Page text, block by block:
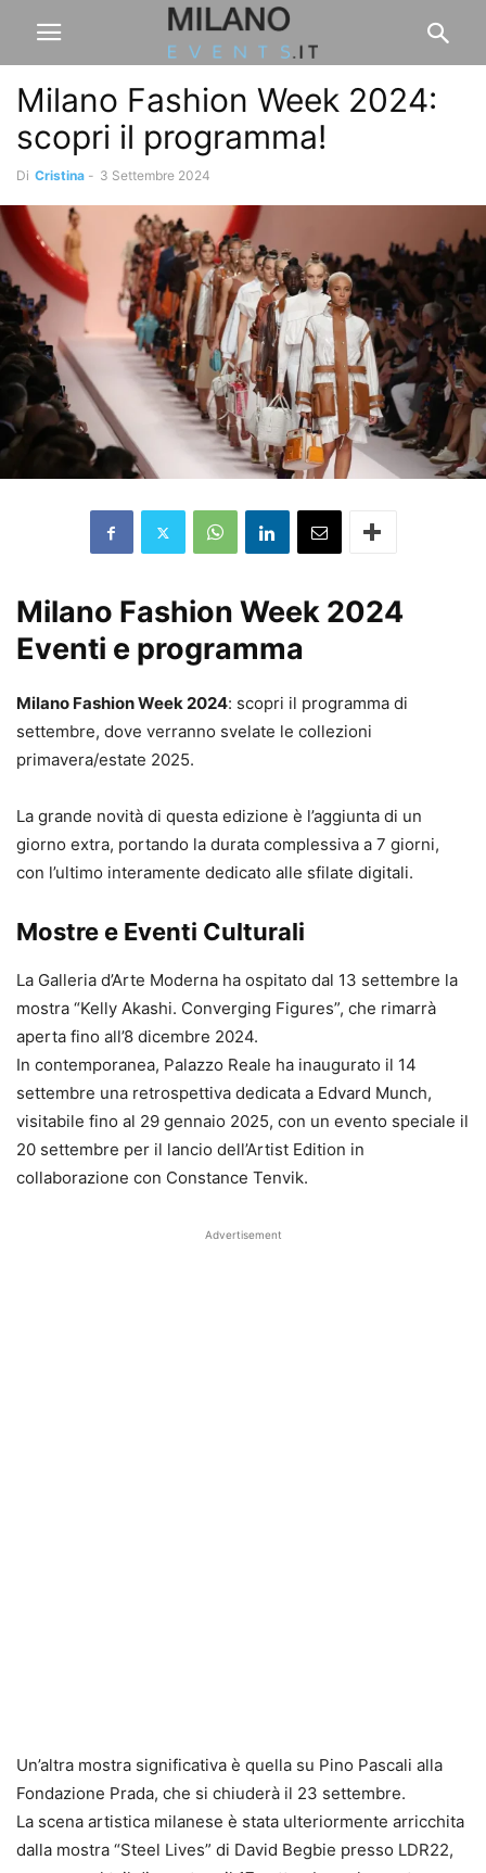
Milano Fashion Week 2024:
scopri il programma!
Di Cristina - 3 Settembre 2024
Milano Fashion Week 2024
Eventi e programma
Milano Fashion Week 2024: scopri il programma di
settembre, dove verranno svelate le collezioni
primavera/estate 2025.
La grande novità di questa edizione è l’aggiunta di un
giorno extra, portando la durata complessiva a 7 giorni,
con l’ultimo interamente dedicato alle sfilate digitali.
Mostre e Eventi Culturali
La Galleria d’Arte Moderna ha ospitato dal 13 settembre la
mostra “Kelly Akashi. Converging Figures”, che rimarrà
aperta fino all’8 dicembre 2024.
In contemporanea, Palazzo Reale ha inaugurato il 14
settembre una retrospettiva dedicata a Edvard Munch,
visitabile fino al 29 gennaio 2025, con un evento speciale il
20 settembre per il lancio dell’Artist Edition in
collaborazione con Constance Tenvik.
Advertisement
Un’altra mostra significativa è quella su Pino Pascali alla
Fondazione Prada, che si chiuderà il 23 settembre.
La scena artistica milanese è stata ulteriormente arricchita
dalla mostra “Steel Lives” di David Begbie presso LDR22,